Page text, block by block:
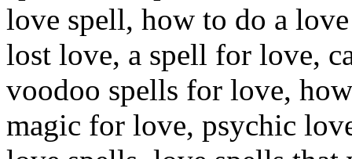
love spell, how to do a
lost love, a spell for love,
voodoo spells for love,
magic for love, psychic